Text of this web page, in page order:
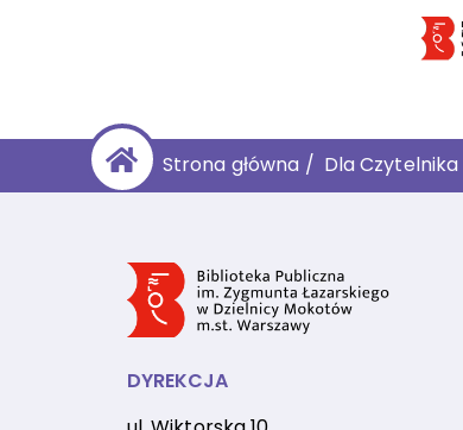
Strona główna / Dla Czytelnika
DYREKCJA